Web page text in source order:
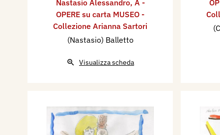
Nastasio Alessandro, A -
OPERE su carta MUSEO -
Collezione Arianna Sartori
(Nastasio) Balletto
Visualizza scheda